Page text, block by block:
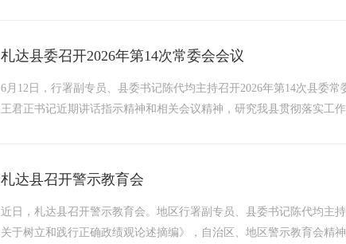
札达县委召开2026年第14次常委会会议
6月12日，行署副专员、县委书记陈代均主持召开2026年第14次县委
王君正书记近期讲话指示精神和相关会议精神，研究我县贯彻落实工
札达县召开警示教育会
近日，札达县召开警示教育会。地区行署副专员、县委书记陈代均主
关于树立和践行正确政绩观论述摘编》，自治区、地区警示教育会精